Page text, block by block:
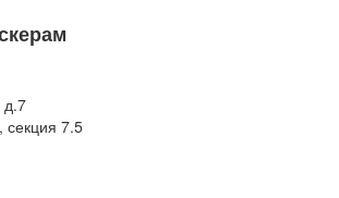
д.7
7.5